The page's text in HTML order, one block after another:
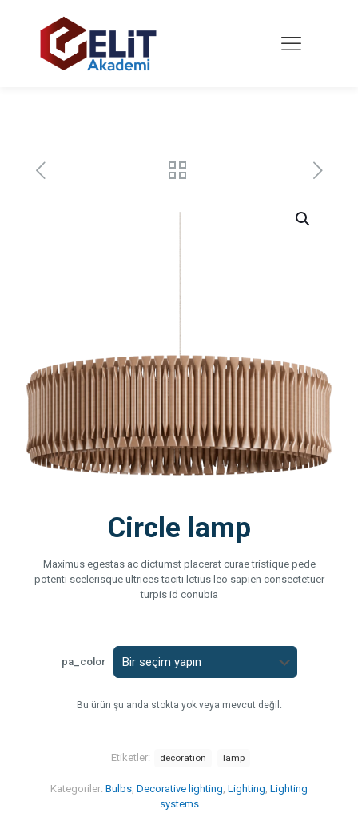
Circle lamp
Maximus egestas ac dictumst placerat curae tristique pede
potenti scelerisque ultrices taciti letius leo sapien consectetuer
turpis id conubia
pa_color
Bu ürün şu anda stokta yok veya mevcut değil.
Kategoriler: Bulbs Decorative lighting Lighting Lighting
systems
Etiketler: decoration lamp